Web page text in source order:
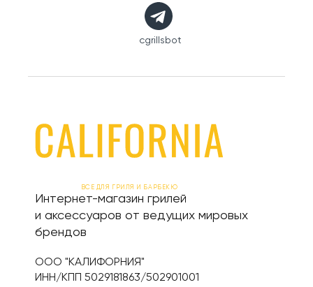
cgrillsbot
ВСЕ ДЛЯ ГРИЛЯ И БАРБЕКЮ
Интернет-магазин грилей
и аксессуаров от ведущих мировых
брендов
ООО "КАЛИФОРНИЯ"
ИНН/КПП 5029181863/502901001